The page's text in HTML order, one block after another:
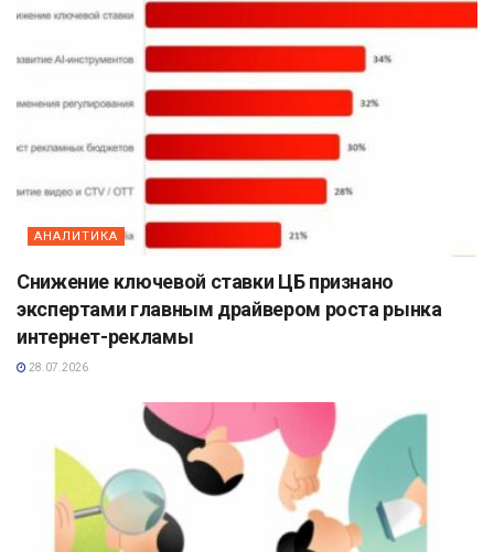
АНАЛИТИКА
Снижение ключевой ставки ЦБ признано
экспертами главным драйвером роста рынка
интернет-рекламы
28.07.2026